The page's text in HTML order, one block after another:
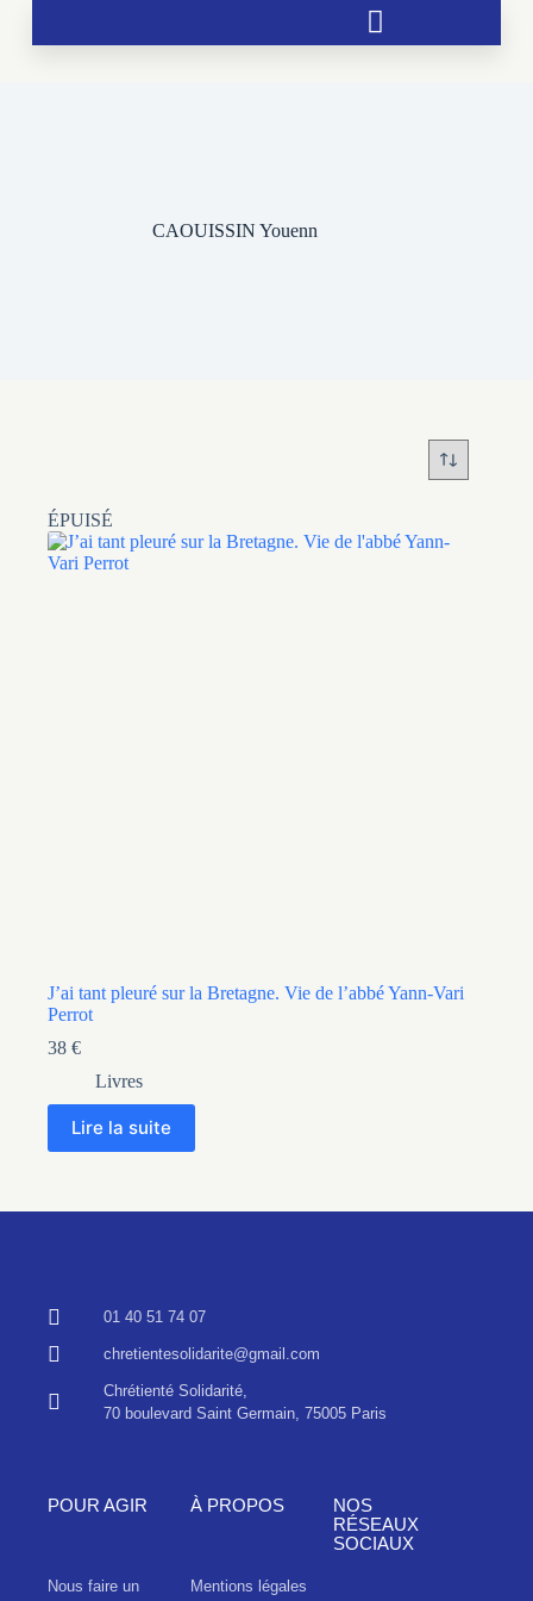
CAOUISSIN Youenn
ÉPUISÉ
J’ai tant pleuré sur la Bretagne. Vie de l’abbé Yann-Vari
Perrot
38 €
Livres
Lire la suite
01 40 51 74 07
chretientesolidarite@gmail.com
Chrétienté Solidarité,
70 boulevard Saint Germain, 75005 Paris
POUR AGIR
Nous faire un
À PROPOS
Mentions légales
NOS
RÉSEAUX
SOCIAUX